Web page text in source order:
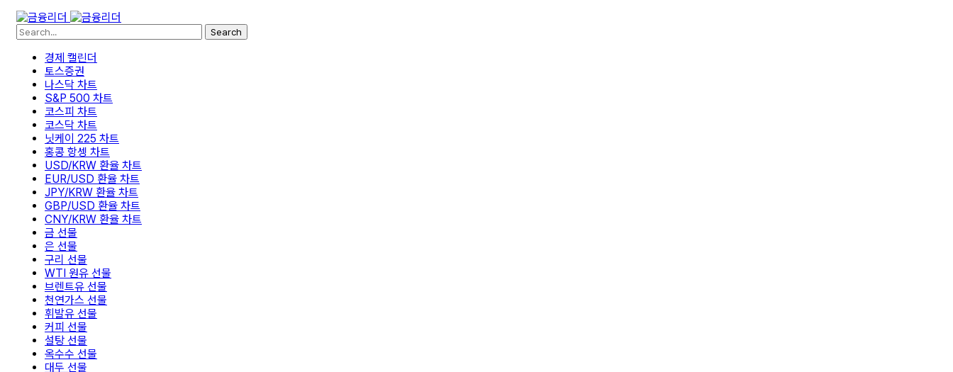
Search
경제 캘린더
토스증권
나스닥 차트
S&P 500 차트
코스피 차트
코스닥 차트
닛케이 225 차트
홍콩 항셍 차트
USD/KRW 환율 차트
EUR/USD 환율 차트
JPY/KRW 환율 차트
GBP/USD 환율 차트
CNY/KRW 환율 차트
금 선물
은 선물
구리 선물
WTI 원유 선물
브렌트유 선물
천연가스 선물
휘발유 선물
커피 선물
설탕 선물
옥수수 선물
대두 선물